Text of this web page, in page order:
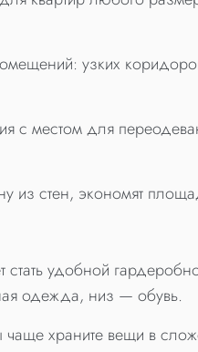
узких
с местом для
из стен, экономят
удобной
одежда, низ — обувь.
чаще храните вещи в